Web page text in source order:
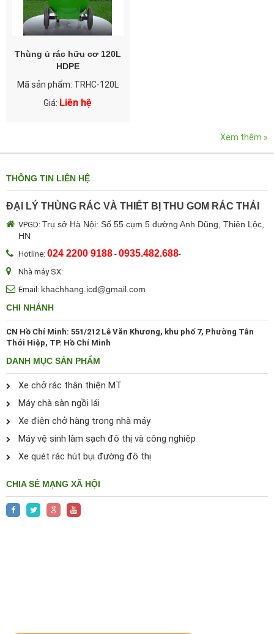
Thùng ủ rác hữu cơ 120L
HDPE
Mã sản phẩm: TRHC-120L
Giá: Liên hệ
Xem thêm »
THÔNG TIN LIÊN HỆ
ĐẠI LÝ THÙNG RÁC VÀ THIẾT BỊ THU GOM RÁC THẢI
VPGD: Trụ sở Hà Nội: Số 55 cụm 5 đường Anh Dũng, Thiên Lộc,
HN
Hotline: 024 2200 9188 - 0935.482.688-
Nhà máy SX:
Email: khachhang.icd@gmail.com
CHI NHÁNH
CN Hồ Chí Minh: 551/212 Lê Văn Khương, khu phố 7, Phường Tân
Thới Hiệp, TP. Hồ Chí Minh
DANH MỤC SẢN PHẨM
Xe chở rác thân thiện MT
Máy chà sàn ngồi lái
Xe điện chở hàng trong nhà máy
Máy vệ sinh làm sạch đô thị và công nghiệp
Xe quét rác hút bụi đường đô thị
CHIA SẺ MẠNG XÃ HỘI